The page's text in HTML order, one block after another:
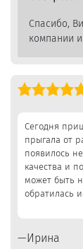
Спасибо,
компании
Оценка
Сегодня
прыгала от
появилось
качества и
может быть
обратилась
Ирина